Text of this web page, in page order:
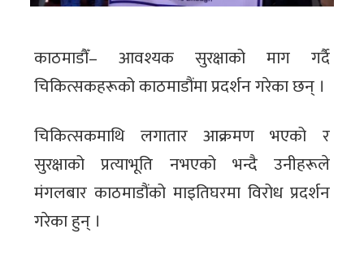
काठमाडौँ– आवश्यक सुरक्षाको माग गर्दै
चिकित्सकहरूको काठमाडौंमा प्रदर्शन गरेका छन् ।
चिकित्सकमाथि लगातार आक्रमण भएको र
सुरक्षाको प्रत्याभूति नभएको भन्दै उनीहरूले
मंगलबार काठमाडौंको माइतिघरमा विरोध प्रदर्शन
गरेका हुन् ।